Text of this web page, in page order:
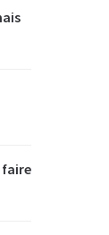
faire